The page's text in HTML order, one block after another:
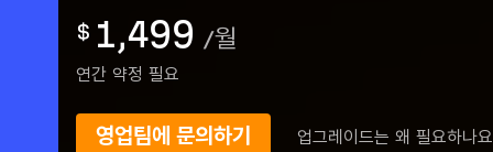
$ 1,499 /월
연간 약정 필요
영업팀에 문의하기 업그레이드는 왜 필요하나